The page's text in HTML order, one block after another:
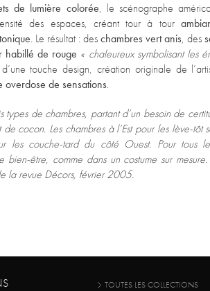
de lumière colorée, le scénographe
des espaces, créant tour à tour
. Le résultat : deschambres vert anis, des
habillé de rouge « chaleureux symbolisant les
touche design, création originale de
overdose de sensations.
types de chambres, partant d’un besoin de
de cocon. Les chambres à l’Est pour les lève-tôt
les couche-tard du côté Ouest. Pour tous
bien-être, comme dans un costume sur
la revue Décors, février 2005.
TOUTES LES COLLECTIONS